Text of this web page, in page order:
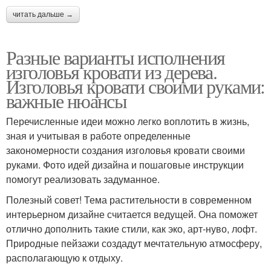
читать дальше →
Разные варианты исполнения
изголовья кровати из дерева.
Изголовья кровати своими руками:
важные нюансы
Перечисленные идеи можно легко воплотить в жизнь,
зная и учитывая в работе определенные
закономерности создания изголовья кровати своими
руками. Фото идей дизайна и пошаговые инструкции
помогут реализовать задуманное.
Полезный совет! Тема растительности в современном
интерьерном дизайне считается ведущей. Она поможет
отлично дополнить такие стили, как эко, арт-нуво, лофт.
Природные пейзажи создадут мечтательную атмосферу,
располагающую к отдыху.